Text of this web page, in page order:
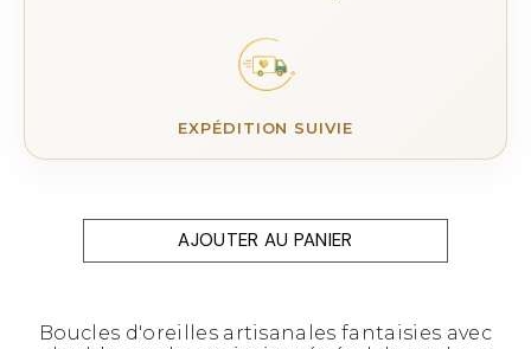
EXPÉDITION SUIVIE
AJOUTER AU PANIER
Boucles d'oreilles artisanales fantaisies avec